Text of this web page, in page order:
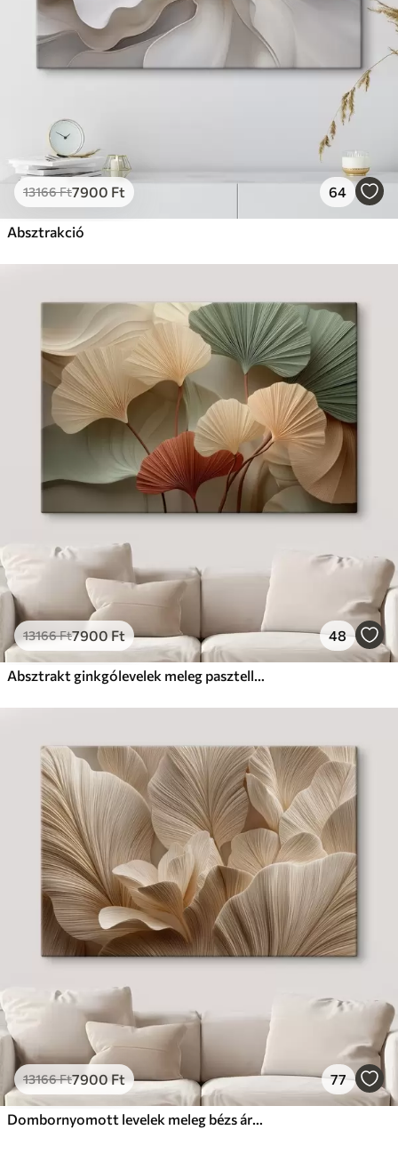
13166Ft7900 Ft 64
Absztrakció
13166Ft7900Ft 48
Absztrakt ginkgólevelek meleg pasztell színekben
13166Ft7900 Ft 77
Dombornyomott levelek meleg bézs árnyalatokban